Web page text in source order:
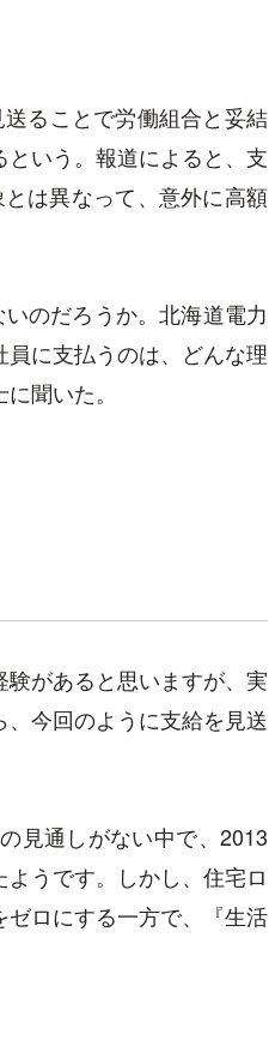
ることで労働組合と妥結
いう。報道によると、支
は異なって、意外に高額
のだろうか。北海道電力
に支払うのは、どんな理
聞いた。
験があると思いますが、実
今回のように支給を見送
見通しがない中で、2013
うです。しかし、住宅ロ
ロにする一方で、『生活